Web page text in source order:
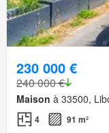
230 000 €
240 000 €
Maison à 33500,
4 91 m²